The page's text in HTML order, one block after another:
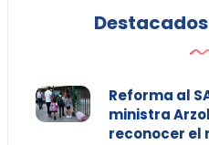
Reforma al
ministra
reconocer el